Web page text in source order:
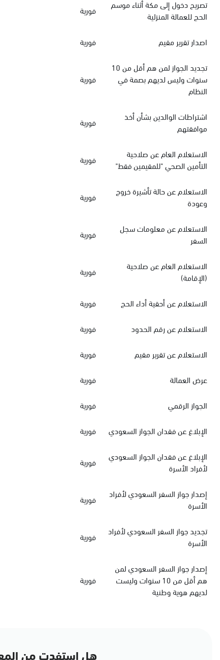
تصريح دخول إلى مكة أثناء موسم
الحج للعمالة المنزلية
فورية
اصدار تقرير مقيم
فورية
تجديد الجواز لمن هم أقل من 10
سنوات وليس لديهم بصمة في
النظام
فورية
اشتراطات الوالدين بشأن أخذ
موافقتهم
فورية
الاستعلام العام عن صلاحية
التأمين الصحي "للمقيمين فقط"
فورية
الاستعلام عن حالة تأشيرة خروج
وعودة
فورية
الاستعلام عن معلومات سجل
السفر
فورية
الاستعلام العام عن صلاحية
(الإقامة)
فورية
الاستعلام عن أحقية أداء الحج
فورية
الاستعلام عن رقم الحدود
فورية
الاستعلام عن تقرير مقيم
فورية
عرض العمالة
فورية
الجواز الرقمي
فورية
الإبلاغ عن فقدان الجواز السعودي
فورية
الإبلاغ عن فقدان الجواز السعودي
لأفراد الأسرة
فورية
‏إصدار جواز السفر السعودي‏‏ لأفراد
الأسرة
فورية
‏تجديد جواز السفر السعودي‏ لأفراد
الأسرة
فورية
إصدار جواز السفر السعودي لمن
هم أقل من 10 سنوات وليست
لديهم هوية وطنية
فورية
هل استفدت من